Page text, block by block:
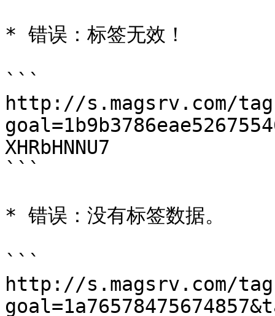
* 错误：标签无效！
```
http://s.magsrv.com/
XHRbHNNU7
```
* 错误：没有标签数据。
```
http://s.magsrv.com/